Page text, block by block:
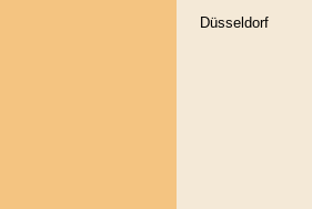
Düsseldorf